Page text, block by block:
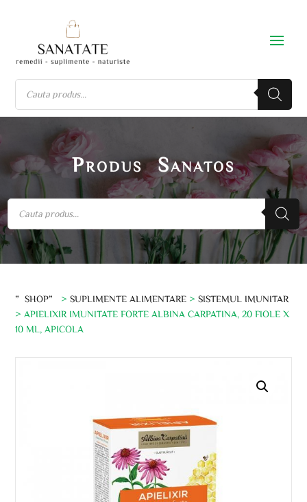
Produs Sanatos
”SHOP” >SUPLIMENTE ALIMENTARE >SISTEMUL IMUNITAR
> APIELIXIR IMUNITATE FORTE ALBINA CARPATINA, 20 FIOLE X
10 ML, APICOLA